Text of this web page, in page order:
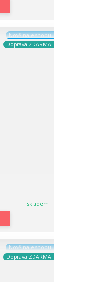
Nově na e-shopu
Doprava ZDARMA
skladem
Nově na e-shopu
Doprava ZDARMA